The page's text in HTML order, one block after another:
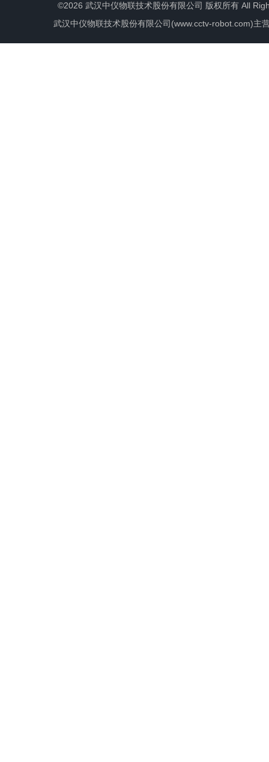
©2026 武汉中仪物联技术股份有限公司 版权所有 All
武汉中仪物联技术股份有限公司(www.cctv-robot.com)主